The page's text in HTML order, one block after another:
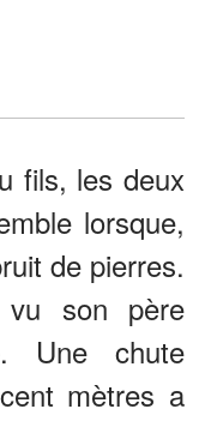
fils, les deux
lorsque,
de pierres.
son père
Une chute
mètres a